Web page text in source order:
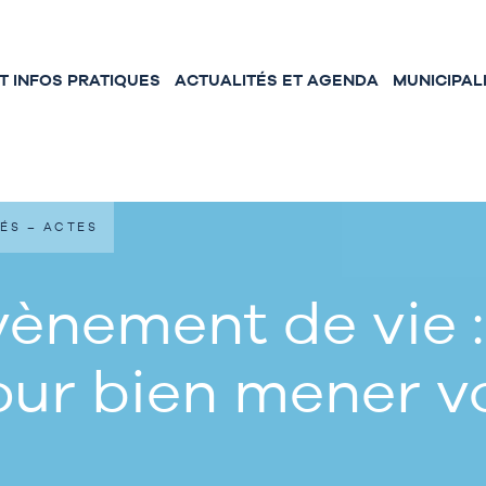
INFOS PRATIQUES ACTUALITÉS ET AGENDA
de vie
bien mener
– ACTES